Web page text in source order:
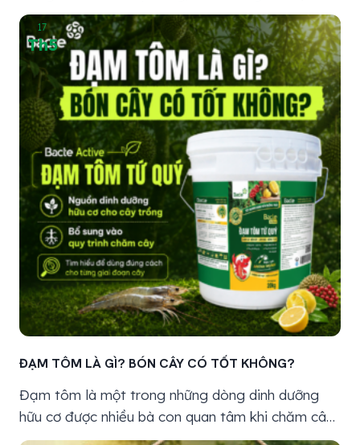
đọt, ra hoa, nuôi trái hoặc phục hồi sau thời tiết
bất lợi. Nói dễ hiểu, Amino không phải “thuốc
thần” làm cây lớn nhanh trong một sớm một chiều,
mà là nguồn hỗ trợ...
17
Th5
ĐẠM TÔM LÀ GÌ? BÓN CÂY CÓ TỐT KHÔNG?
Đạm tôm là một trong những dòng dinh dưỡng
hữu cơ được nhiều bà con quan tâm khi chăm cây
trồng, nhất là ở các giai đoạn cây cần phục hồi